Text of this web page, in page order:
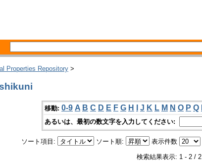
Properties Repository >
移動: 0-9 A B C D E F G H J K L M N O P Q
あるいは、最初の数文字を入力してください:
ソート項目: ソート順: 表示件数
検索結果表示: 1 - 2 / 2